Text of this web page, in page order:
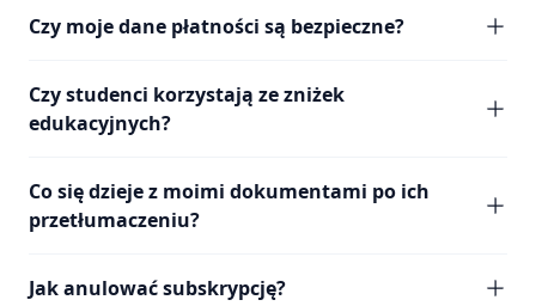
Czy moje dane płatności są bezpieczne?
Czy studenci korzystają ze zniżek
edukacyjnych?
Co się dzieje z moimi dokumentami po ich
przetłumaczeniu?
Jak anulować subskrypcję?